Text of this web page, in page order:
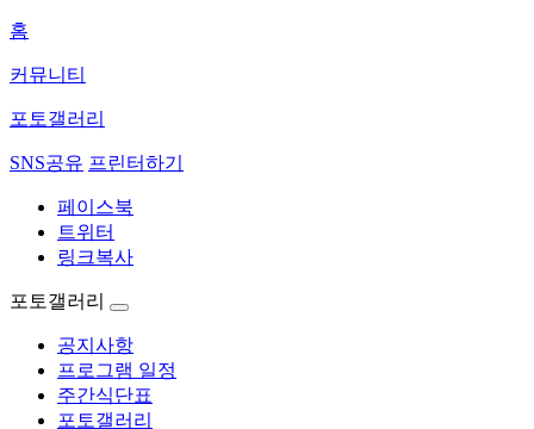
홈
커뮤니티
포토갤러리
SNS공유 프린터하기
페이스북
트위터
링크복사
포토갤러리
공지사항
프로그램 일정
주간식단표
포토갤러리